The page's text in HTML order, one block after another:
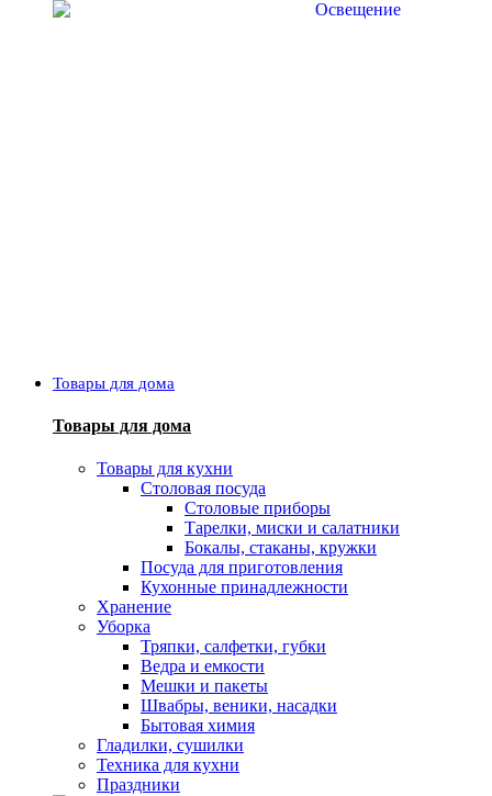
Товары для дома
Товары для дома
Товары для кухни
Столовая посуда
Столовые приборы
Тарелки, миски и салатники
Бокалы, стаканы, кружки
Посуда для приготовления
Кухонные принадлежности
Хранение
Уборка
Тряпки, салфетки, губки
Ведра и емкости
Мешки и пакеты
Швабры, веники, насадки
Бытовая химия
Гладилки, сушилки
Техника для кухни
Праздники